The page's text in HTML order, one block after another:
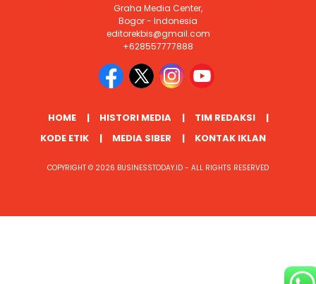
Graha Media Center,
Bogor - Indonesia
editorekbis@gmail.com
+628557777888
HOME HISTORI MEDIA
TIM REDAKSI
KODE ETIK
MEDIA SIBER KONTAK IKLAN
COPYRIGHT © 2026 BUSINESSTODAY.ID - ALL RIGHTS RESERVED